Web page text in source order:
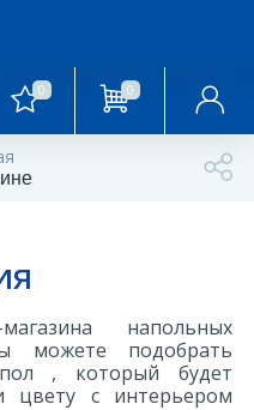
0 0
напольных
подобрать
, который будет
цвету с интерьером